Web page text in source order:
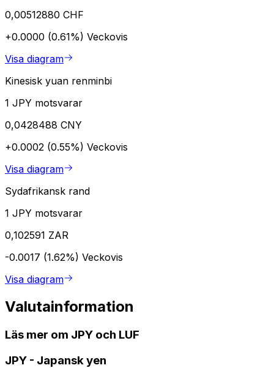
0,00512880 CHF
+0.0000 (0.61%) Veckovis
Visa diagram
Kinesisk yuan renminbi
1 JPY motsvarar
0,0428488 CNY
+0.0002 (0.55%) Veckovis
Visa diagram
Sydafrikansk rand
1 JPY motsvarar
0,102591 ZAR
-0.0017 (1.62%) Veckovis
Visa diagram
Valutainformation
Läs mer om JPY och LUF
JPY - Japansk yen